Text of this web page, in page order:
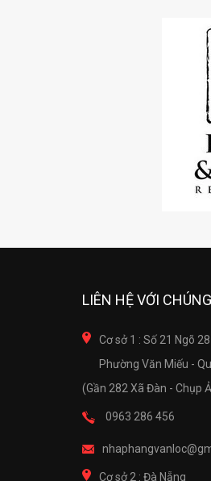
LIÊN HỆ VỚI
Cơ sở 1 : Số 21 Ngõ
Phường Văn Miếu -
(Gần 282 Xã Đàn - Chụp
0963 286 456
Cơ sở 2 : Đà Nẵng